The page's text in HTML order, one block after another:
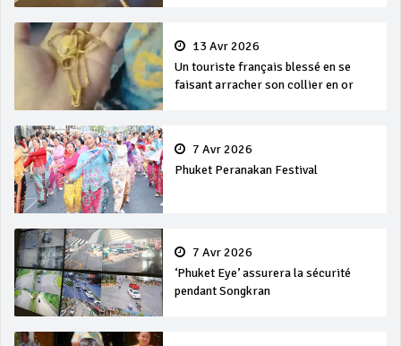
13 Avr 2026
Un touriste français blessé en se
faisant arracher son collier en or
7 Avr 2026
Phuket Peranakan Festival
7 Avr 2026
‘Phuket Eye’ assurera la sécurité
pendant Songkran